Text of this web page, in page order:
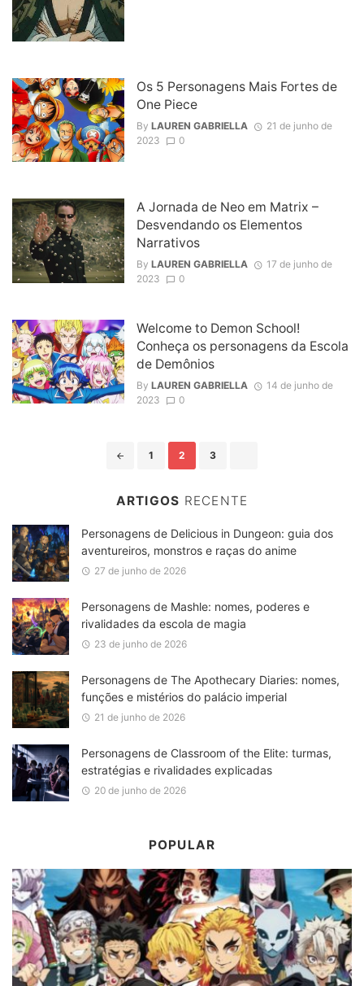
Os 5 Personagens Mais Fortes de
One Piece
By LAUREN GABRIELLA
21 de junho de
2023
0
A Jornada de Neo em Matrix –
Desvendando os Elementos
Narrativos
By LAUREN GABRIELLA
17 de junho de
2023
0
Welcome to Demon School!
Conheça os personagens da Escola
de Demônios
By LAUREN GABRIELLA
14 de junho de
2023
0
1 2 3
ARTIGOS RECENTE
Personagens de Delicious in Dungeon: guia dos
aventureiros, monstros e raças do anime
27 de junho de 2026
Personagens de Mashle: nomes, poderes e
rivalidades da escola de magia
23 de junho de 2026
Personagens de The Apothecary Diaries: nomes,
funções e mistérios do palácio imperial
21 de junho de 2026
Personagens de Classroom of the Elite: turmas,
estratégias e rivalidades explicadas
20 de junho de 2026
POPULAR